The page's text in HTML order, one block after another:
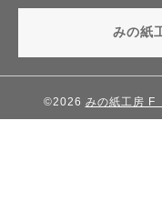
みの紙
©2026 みの紙工房